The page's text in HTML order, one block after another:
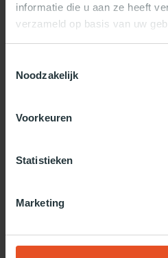
informatie die u aan ze heeft
verzameld op basis van uw
Noodzakelijk
Voorkeuren
Statistieken
Marketing
Officieel Skylux dealer!
Gratis bezorging in Nederland,
99% uit voorraad leverbaar
LEMOLITE (SUPERDEAL)
Op voorraad
Pvc dakopstand -